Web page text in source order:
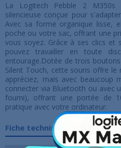
La Logitech Pebble 2
silencieuse conçue pour
Avec sa forme organique lisse,
poche ou votre sac, offrant une
vous soyez. Grâce à ses clics et
pouvez travailler en toute
entourage.Dotée de trois
Silent Touch, cette souris offre
appréciez, mais avec beaucoup
connecter via Bluetooth ou avec
fourni), offrant une portée de
pratique avec votre ordinateur.
Fiche technique